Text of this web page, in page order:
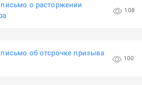
о расторжении
108
об отсрочке призыва
100